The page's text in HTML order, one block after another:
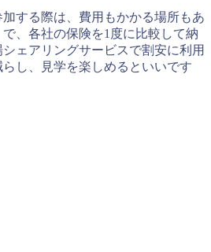
する際は、費用もかかる場所もあ
、各社の保険を1度に比較して納
ェアリングサービスで割安に利用
し、見学を楽しめるといいです